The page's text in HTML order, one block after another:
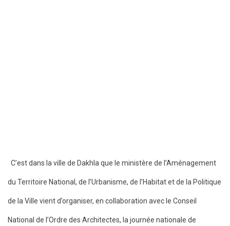
C’est dans la ville de Dakhla que le ministère de l’Aménagement
du Territoire National, de l’Urbanisme, de l’Habitat et de la Politique
de la Ville vient d’organiser, en collaboration avec le Conseil
National de l’Ordre des Architectes, la journée nationale de